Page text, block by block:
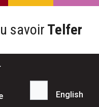
savoir Telfer
Recherche...
English